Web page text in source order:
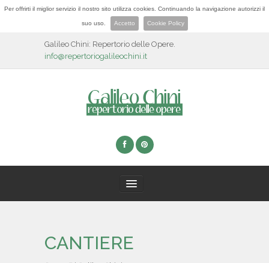
Per offrirti il miglior servizio il nostro sito utilizza cookies. Continuando la navigazione autorizzi il
suo uso. Accetto Cookie Policy
Galileo Chini: Repertorio delle Opere.
info@repertoriogalileochini.it
BIOGRAFIA
CANTIERE